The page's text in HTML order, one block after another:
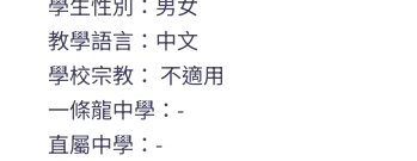
教學語言：中文
學校宗教： 不適用
一條龍中學：-
直屬中學：-